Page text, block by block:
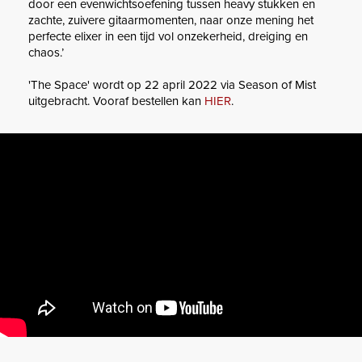
door een evenwichtsoefening tussen heavy stukken en
zachte, zuivere gitaarmomenten, naar onze mening het
perfecte elixer in een tijd vol onzekerheid, dreiging en
chaos.’
'The Space' wordt op 22 april 2022 via Season of Mist
uitgebracht. Vooraf bestellen kan HIER.